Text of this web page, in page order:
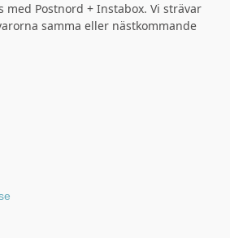
med Postnord + Instabox. Vi strävar
samma eller nästkommande